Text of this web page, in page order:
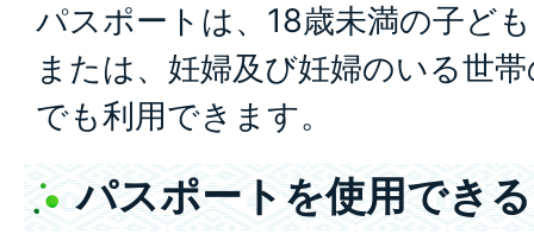
パスポートは、18歳未満の子ど
または、妊婦及び妊婦のいる世
でも利用できます。
パスポートを使用でき